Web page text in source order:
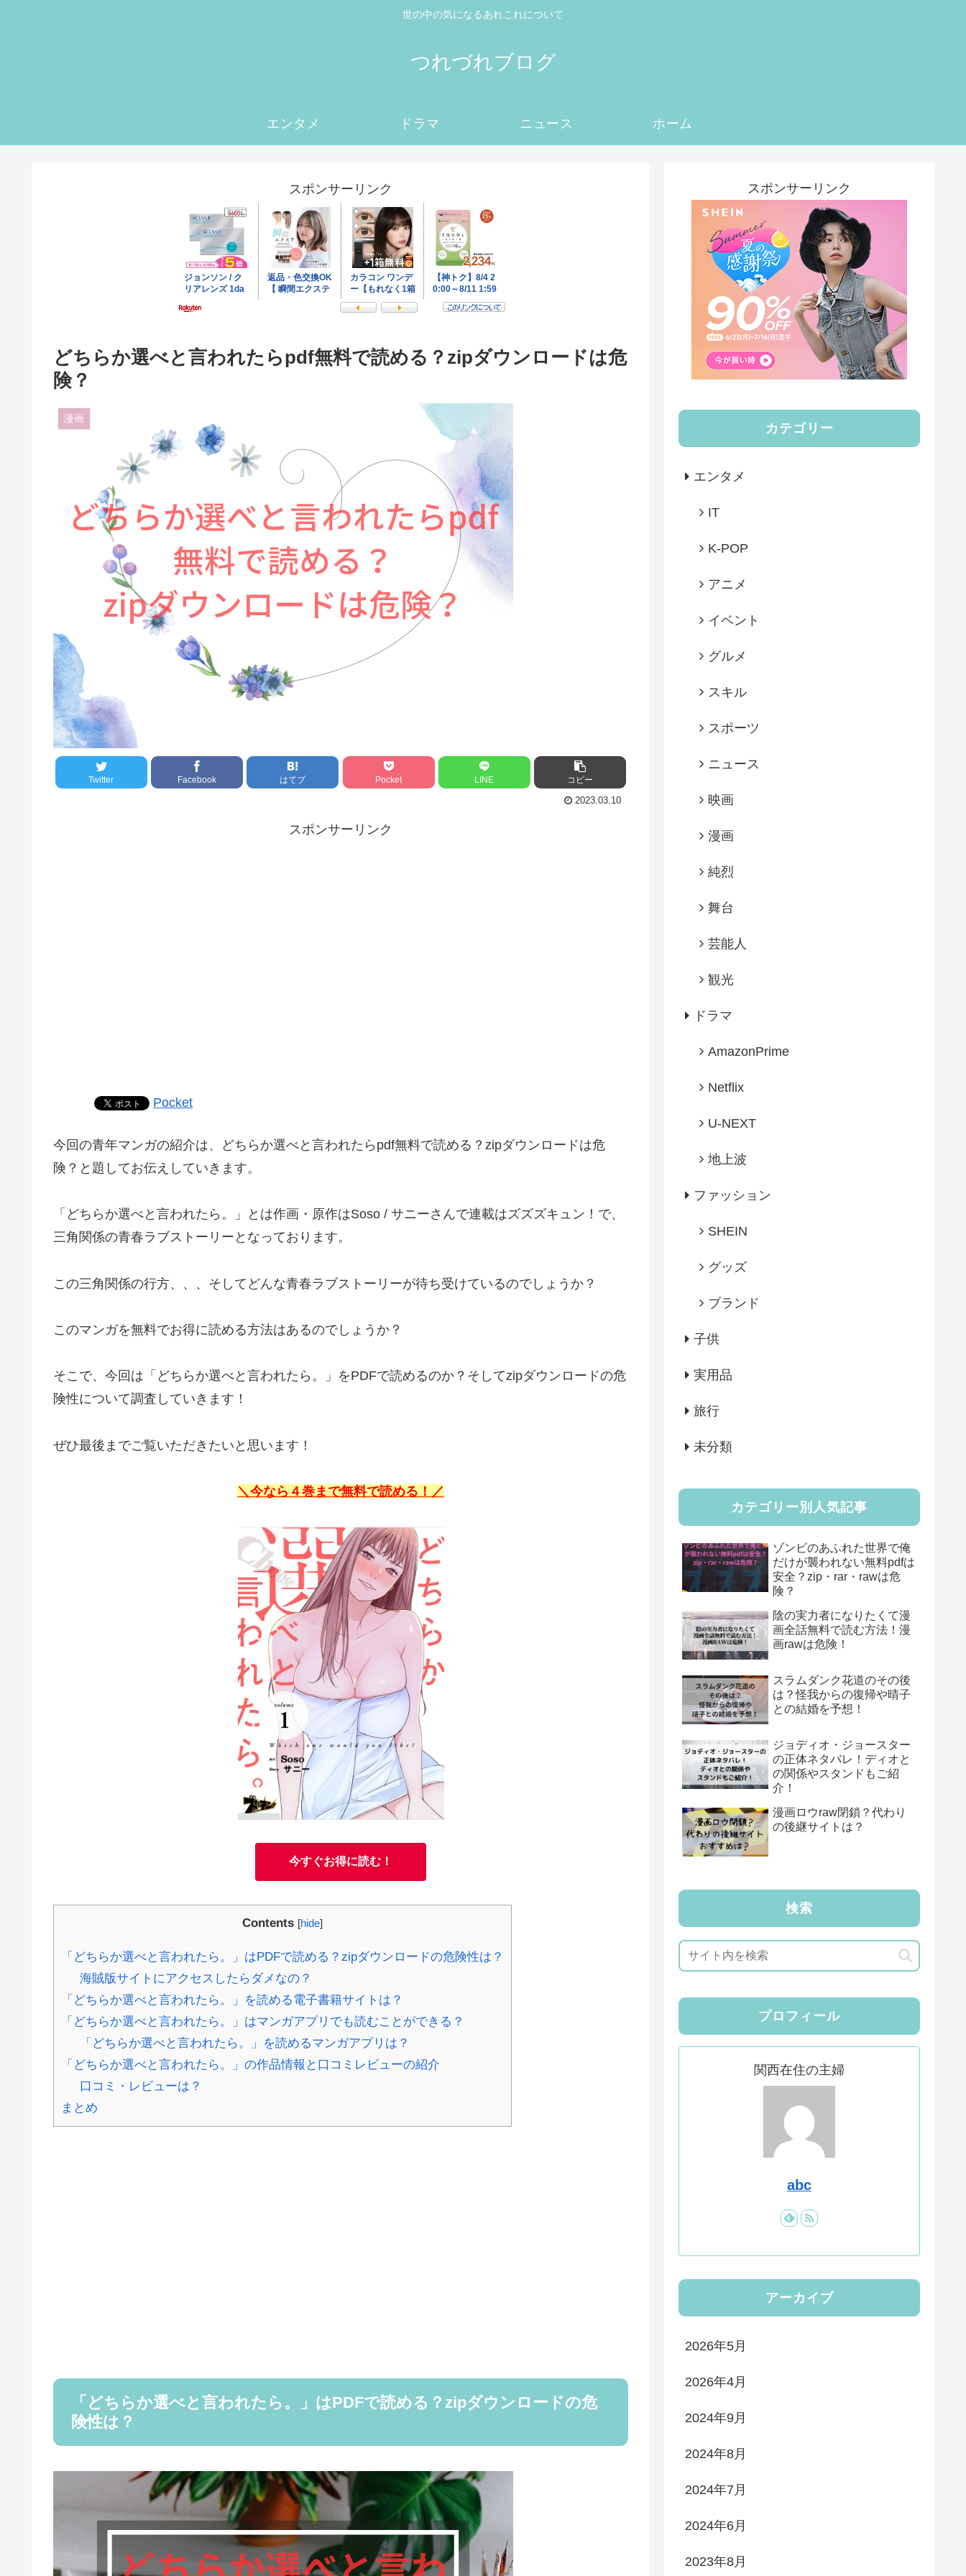
世の中の気になるあれこれについて
つれづれブログ
エンタメ ドラマ ニュース ホーム
スポンサーリンク
どちらか選べと言われたらpdf無料で読める？zipダウンロードは危
険？
漫画
Twitter Facebook はてブ Pocket LINE コピー
2023.03.10
スポンサーリンク
Pocket
今回の青年マンガの紹介は、どちらか選べと言われたらpdf無料で読める？zipダウンロードは危
険？と題してお伝えしていきます。
「どちらか選べと言われたら。」とは作画・原作はSoso / サニーさんで連載はズズズキュン！で、
三角関係の青春ラブストーリーとなっております。
この三角関係の行方、、、そしてどんな青春ラブストーリーが待ち受けているのでしょうか？
このマンガを無料でお得に読める方法はあるのでしょうか？
そこで、今回は「どちらか選べと言われたら。」をPDFで読めるのか？そしてzipダウンロードの危
険性について調査していきます！
ぜひ最後までご覧いただきたいと思います！
＼今なら４巻まで無料で読める！ ／
今すぐお得に読む！
Contents [hide]
「どちらか選べと言われたら。」はPDFで読める？zipダウンロードの危険性は？
海賊版サイトにアクセスしたらダメなの？
「どちらか選べと言われたら。」を読める電子書籍サイトは？
「どちらか選べと言われたら。」はマンガアプリでも読むことができる？
「どちらか選べと言われたら。」を読めるマンガアプリは？
「どちらか選べと言われたら。」の作品情報と口コミレビューの紹介
口コミ・レビューは？
まとめ
「どちらか選べと言われたら。」はPDFで読める？zipダウンロードの危
険性は？
スポンサーリンク
カテゴリー
エンタメ
IT
K-POP
アニメ
イベント
グルメ
スキル
スポーツ
ニュース
映画
漫画
純烈
舞台
芸能人
観光
ドラマ
AmazonPrime
Netflix
U-NEXT
地上波
ファッション
SHEIN
グッズ
ブランド
子供
実用品
旅行
未分類
カテゴリー別人気記事
ゾンビのあふれた世界で俺
だけが襲われない無料pdfは
安全？zip・rar・rawは危
険？
陰の実力者になりたくて漫
画全話無料で読む方法！漫
画rawは危険！
スラムダンク花道のその後
は？怪我からの復帰や晴子
との結婚を予想！
ジョディオ・ジョースター
の正体ネタバレ！ディオと
の関係やスタンドもご紹
介！
漫画ロウraw閉鎖？代わり
の後継サイトは？
検索
プロフィール
関西在住の主婦
abc
アーカイブ
2026年5月
2026年4月
2024年9月
2024年8月
2024年7月
2024年6月
2023年8月